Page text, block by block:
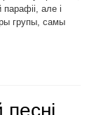
але і
групы, самы